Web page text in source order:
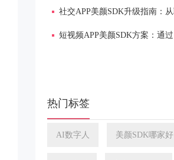
热门标签
AI数字人 美颜SDK哪家好